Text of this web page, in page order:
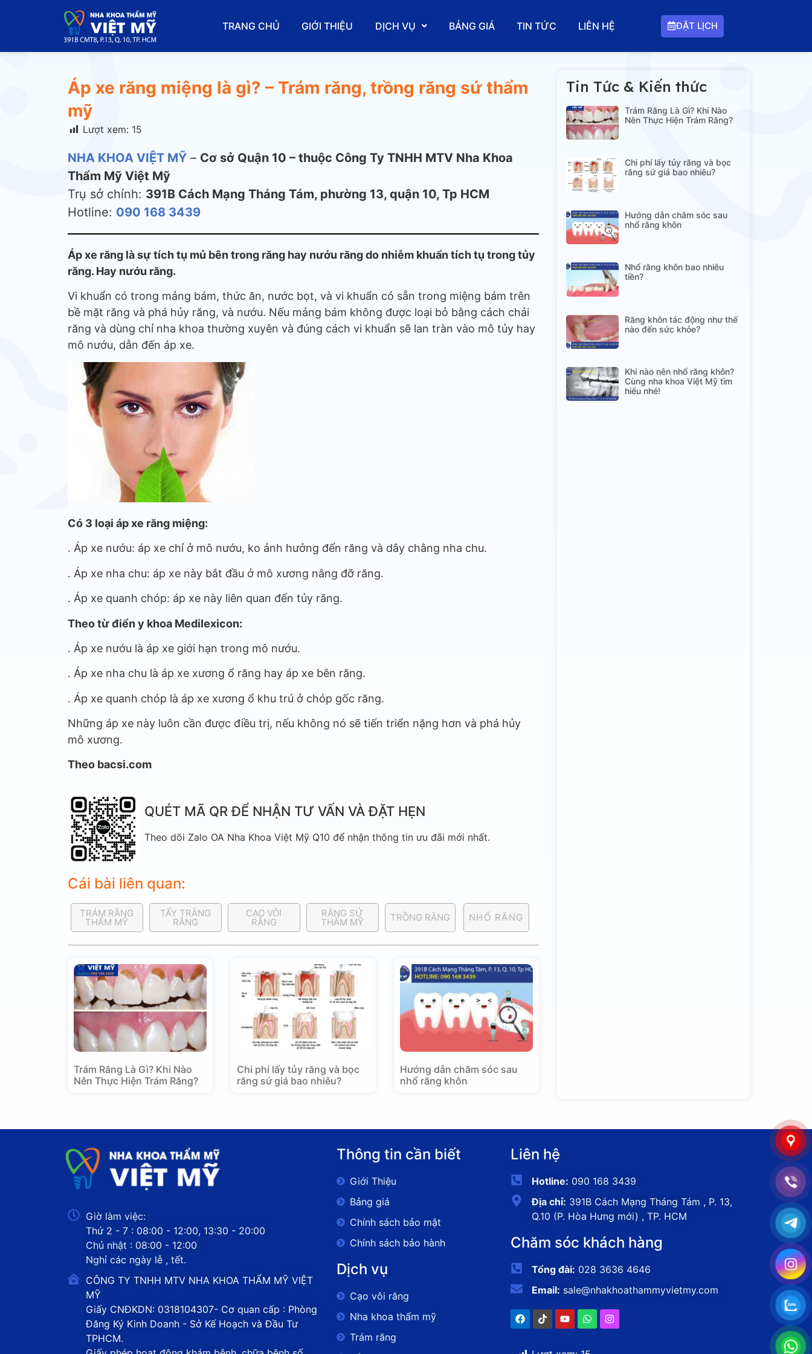
TRANG CHỦ GIỚI THIỆU DỊCH VỤ BẢNG GIÁ TIN TỨC LIÊN HỆ ĐẶT LỊCH
Áp xe răng miệng là gì? – Trám răng, trồng răng sứ thẩm
mỹ
Lượt xem: 15
NHA KHOA VIỆT MỸ – Cơ sở Quận 10 – thuộc Công Ty TNHH MTV Nha Khoa
Thẩm Mỹ Việt Mỹ
Trụ sở chính: 391B Cách Mạng Tháng Tám, phường 13, quận 10, Tp HCM
Hotline: 090 168 3439
Áp xe răng là sự tích tụ mủ bên trong răng hay nướu răng do nhiễm khuẩn tích tụ trong tủy
răng. Hay nướu răng.
Vi khuẩn có trong mảng bám, thức ăn, nước bọt, và vi khuẩn có sẵn trong miệng bám trên
bề mặt răng và phá hủy răng, và nướu. Nếu mảng bám không được loại bỏ bằng cách chải
răng và dùng chỉ nha khoa thường xuyên và đúng cách vi khuẩn sẽ lan tràn vào mô tủy hay
mô nướu, dẫn đến áp xe.
Có 3 loại áp xe răng miệng:
. Áp xe nướu: áp xe chỉ ở mô nướu, ko ảnh hưởng đến răng và dây chằng nha chu.
. Áp xe nha chu: áp xe này bắt đầu ở mô xương nâng đỡ răng.
. Áp xe quanh chóp: áp xe này liên quan đến tủy răng.
Theo từ điển y khoa Medilexicon:
. Áp xe nướu là áp xe giới hạn trong mô nướu.
. Áp xe nha chu là áp xe xương ổ răng hay áp xe bên răng.
. Áp xe quanh chóp là áp xe xương ổ khu trú ở chóp gốc răng.
Những áp xe này luôn cần được điều trị, nếu không nó sẽ tiến triển nặng hơn và phá hủy
mô xương.
Theo bacsi.com
QUÉT MÃ QR ĐỂ NHẬN TƯ VẤN VÀ ĐẶT HẸN
Theo dõi Zalo OA Nha Khoa Việt Mỹ Q10 để nhận thông tin ưu đãi mới nhất.
Cái bài liên quan:
TRÁM RĂNG
THẨM MỸ
TẨY TRẮNG
RĂNG
CẠO VÔI
RĂNG
RĂNG SỨ
THẨM MỸ TRỒNG RĂNG NHỔ RĂNG
Trám Răng Là Gì? Khi Nào
Nên Thực Hiện Trám Răng?
Chi phí lấy tủy răng và bọc
răng sứ giá bao nhiêu?
Hướng dẫn chăm sóc sau
nhổ răng khôn
Tin Tức & Kiến thức
Trám Răng Là Gì? Khi Nào
Nên Thực Hiện Trám Răng?
Chi phí lấy tủy răng và bọc
răng sứ giá bao nhiêu?
Hướng dẫn chăm sóc sau
nhổ răng khôn
Nhổ răng khôn bao nhiêu
tiền?
Răng khôn tác động như thế
nào đến sức khỏe?
Khi nào nên nhổ răng khôn?
Cùng nha khoa Việt Mỹ tìm
hiểu nhé!
Giờ làm việc:
Thứ 2 - 7 : 08:00 - 12:00, 13:30 - 20:00
Chủ nhật : 08:00 - 12:00
Nghỉ các ngày lễ , tết.
CÔNG TY TNHH MTV NHA KHOA THẨM MỸ VIỆT
MỸ
Giấy CNĐKDN: 0318104307- Cơ quan cấp : Phòng
Đăng Ký Kinh Doanh - Sở Kế Hoạch và Đầu Tư
TPHCM.
Thông tin cần biết
Giới Thiệu
Bảng giá
Chính sách bảo mật
Chính sách bảo hành
Dịch vụ
Cạo vôi răng
Nha khoa thẩm mỹ
Trám răng
Liên hệ
Hotline: 090 168 3439
Địa chỉ: 391B Cách Mạng Tháng Tám , P. 13,
Q.10 (P. Hòa Hưng mới) , TP. HCM
Chăm sóc khách hàng
Tổng đài: 028 3636 4646
Email: sale@nhakhoathammyvietmy.com